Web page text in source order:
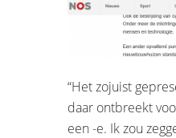
“Het zojuist
daar ontbreekt
een -e. Ik zou